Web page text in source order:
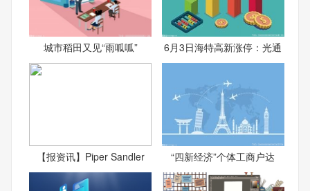
城市稻田又见“雨呱呱” 6月3日海特高新涨停：光通
【报资讯】Piper Sandler “四新经济”个体工商户达